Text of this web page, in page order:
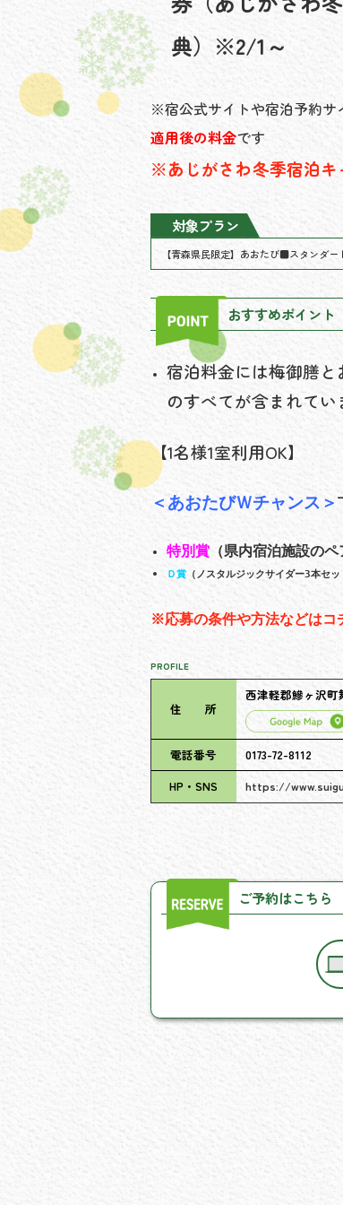
典）※2/1～
※宿公式サイトや宿泊予約サ
適用後の料金です
※あじがさわ冬季宿泊キ
対象プラン
【青森県民限定】あおたび■スタンダ
おすすめポイント
宿泊料金には梅御膳
のすべてが含まれてい
【1名様1室利用OK】
＜あおたびＷチャンス＞
特別賞 （県内宿泊施設のペ
Ｄ賞 （ノスタルジックサイダー3本セッ
※応募の条件や方法などはコ
PROFILE
住 所
西津軽郡鰺ヶ沢
電話番号
0173-72-8112
HP・SNS
https://
ご予約はこちら